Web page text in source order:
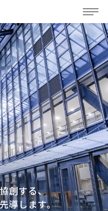
創する、
導します。